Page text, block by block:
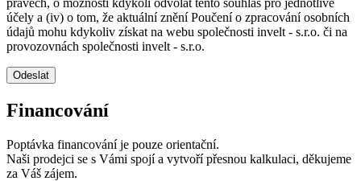
právech, o možnosti kdykoli odvolat tento souhlas pro jednotlivé
účely a (iv) o tom, že aktuální znění Poučení o zpracování osobních
údajů mohu kdykoliv získat na webu společnosti invelt - s.r.o. či na
provozovnách společnosti invelt - s.r.o.
Odeslat
Financování
Poptávka financování je pouze orientační.
Naši prodejci se s Vámi spojí a vytvoří přesnou kalkulaci, děkujeme
za Váš zájem.